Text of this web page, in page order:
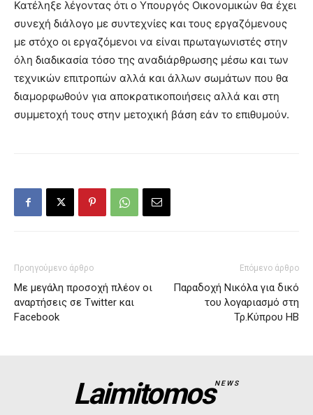
Κατέληξε λέγοντας ότι ο Υπουργός Οικονομικών θα έχει
συνεχή διάλογο με συντεχνίες και τους εργαζόμενους
με στόχο οι εργαζόμενοι να είναι πρωταγωνιστές στην
όλη διαδικασία τόσο της αναδιάρθρωσης μέσω και των
τεχνικών επιτροπών αλλά και άλλων σωμάτων που θα
διαμορφωθούν για αποκρατικοποιήσεις αλλά και στη
συμμετοχή τους στην μετοχική βάση εάν το επιθυμούν.
Προηγούμενο άρθρο
Με μεγάλη προσοχή πλέον οι
αναρτήσεις σε Twitter και
Facebook
Επόμενο άρθρο
Παραδοχή Νικόλα για δικό
του λογαριασμό στη
Τρ.Κύπρου ΗΒ
LaimitomosNEWS